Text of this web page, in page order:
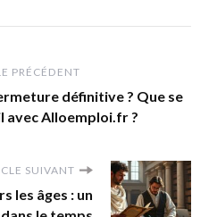
PRÉCÉDENT
définitive ? Que se
avec Alloemploi.fr ?
SUIVANT
les âges : un